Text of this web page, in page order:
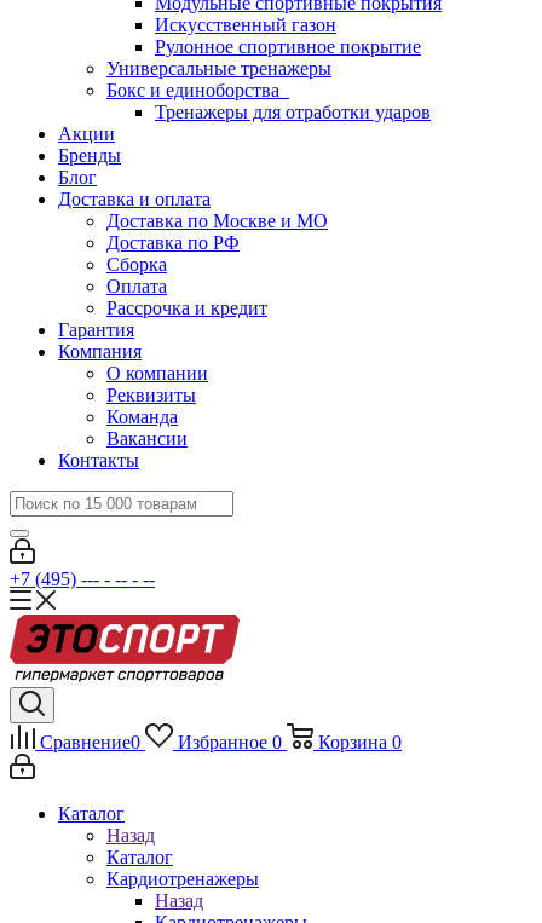
Искусственный газон
Рулонное спортивное покрытие
Универсальные тренажеры
Бокс и единоборства
Тренажеры для отработки ударов
Акции
Бренды
Блог
Доставка и оплата
Доставка по Москве и МО
Доставка по РФ
Сборка
Оплата
Рассрочка и кредит
Гарантия
Компания
О компании
Реквизиты
Команда
Вакансии
Контакты
+7 (495) --- - -- - --
Сравнение0 Избранное 0 Корзина 0
Каталог
Назад
Каталог
Кардиотренажеры
Назад